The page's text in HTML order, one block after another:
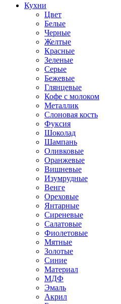
Кухни
Цвет
Белые
Черные
Желтые
Красные
Зеленые
Серые
Бежевые
Глянцевые
Кофе с молоком
Металлик
Слоновая кость
Фуксия
Шоколад
Шампань
Оливковые
Оранжевые
Вишневые
Изумрудные
Венге
Ореховые
Янтарные
Сиреневые
Салатовые
Фиолетовые
Мятные
Золотые
Синие
Материал
МДФ
Эмаль
Акрил